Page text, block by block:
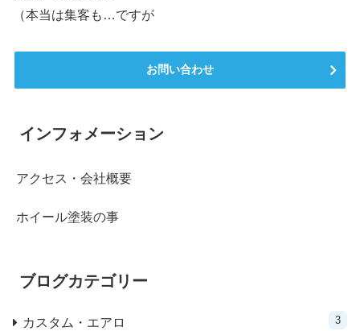
（本当は集客も…ですが
お問い合わせ
インフォメーション
アクセス・会社概要
ホイール塗装の事
ブログカテゴリー
カスタム・エアロ 3